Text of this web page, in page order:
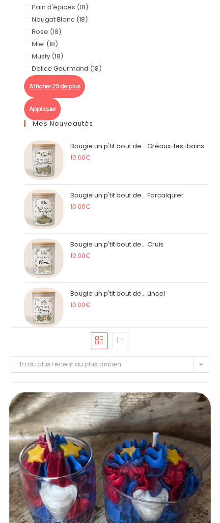
Pain d'épices (18)
Nougat Blanc (18)
Rose (18)
Miel (18)
Musty (18)
Delice Gourmand (18)
Afficher 29 de plus
Appliquer
Mes Nouveautés
Bougie un p'tit bout de... Gréoux-les-bains
10.00€
Bougie un p'tit bout de... Forcalquier
10.00€
Bougie un p'tit bout de... Cruis
10.00€
Bougie un p'tit bout de... Lincel
10.00€
Tri du plus récent au plus ancien